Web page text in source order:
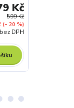
599 Kč
(- 20 %)
Kč
bez DPH